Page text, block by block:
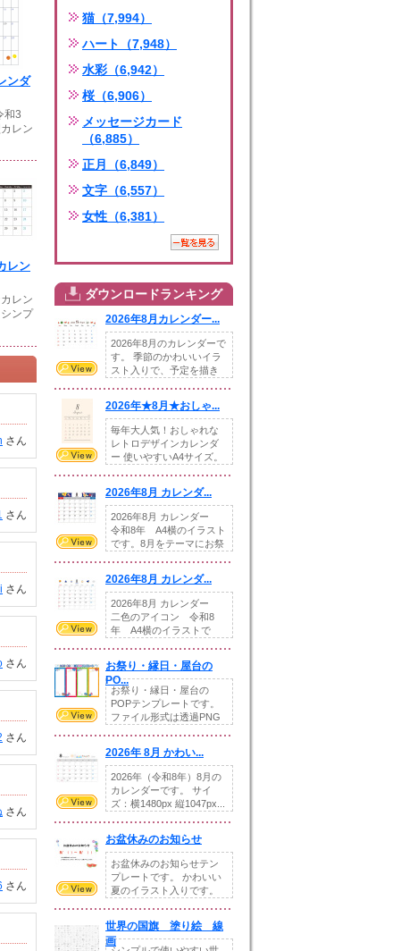
ンダ
和3
レン
レン
レン
ンプ
さん
さん
さん
さん
さん
さん
さん
猫（7,994）
ハート（7,948）
水彩（6,942）
桜（6,906）
メッセージカード
（6,885）
正月（6,849）
文字（6,557）
女性（6,381）
ダウンロードランキング
2026年8月カレンダー...
2026年8月のカレンダーで
す。 季節のかわいいイラ
スト入りで、予定を描き
2026年★8月★おしゃ...
毎年大人気！おしゃれな
レトロデザインカレンダ
ー 使いやすいA4サイズ。
2026年8月 カレンダ...
2026年8月 カレンダー
令和8年 A4横のイラスト
です。8月をテーマにお祭
2026年8月 カレンダ...
2026年8月 カレンダー
二色のアイコン 令和8
年 A4横のイラストで
お祭り・縁日・屋台の
PO...
お祭り・縁日・屋台の
POPテンプレートです。
ファイル形式は透過PNG
2026年 8月 かわい...
2026年（令和8年）8月の
カレンダーです。 サイ
ズ：横1480px 縦1047px...
お盆休みのお知らせ
お盆休みのお知らせテン
プレートです。 かわいい
夏のイラスト入りです。
世界の国旗 塗り絵 線
画